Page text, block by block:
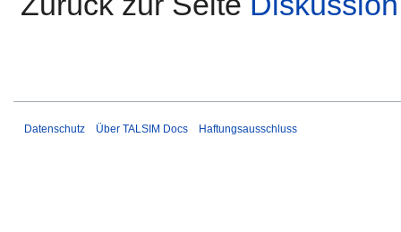
Datenschutz Über TALSIM Docs Haftungsausschluss